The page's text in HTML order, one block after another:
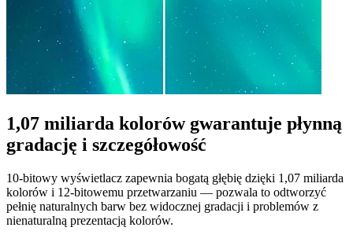
1,07 miliarda kolorów gwarantuje płynną
gradację i szczegółowość
10-bitowy wyświetlacz zapewnia bogatą głębię dzięki 1,07 miliarda
kolorów i 12-bitowemu przetwarzaniu — pozwala to odtworzyć
pełnię naturalnych barw bez widocznej gradacji i problemów z
nienaturalną prezentacją kolorów.